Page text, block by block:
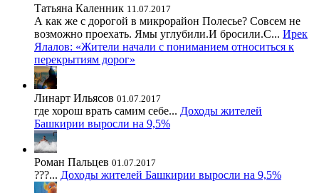
Татьяна Каленник 11.07.2017
А как же с дорогой в микрорайон Полесье? Совсем не
возможно проехать. Ямы углубили.И бросили.С... Ирек
Ялалов: «Жители начали с пониманием относиться к
перекрытиям дорог»
Линарт Ильясов 01.07.2017
где хорош врать самим себе... Доходы жителей
Башкирии выросли на 9,5%
Роман Пальцев 01.07.2017
???... Доходы жителей Башкирии выросли на 9,5%